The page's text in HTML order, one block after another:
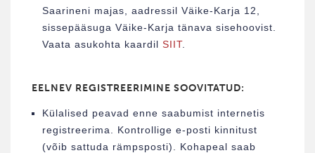
Saarineni majas, aadressil Väike-Karja 12,
sissepääsuga Väike-Karja tänava sisehoovist.
Vaata asukohta kaardil SIIT.
EELNEV REGISTREERIMINE SOOVITATUD:
Külalised peavad enne saabumist internetis
registreerima. Kontrollige e-posti kinnitust
(võib sattuda rämpsposti). Kohapeal saab